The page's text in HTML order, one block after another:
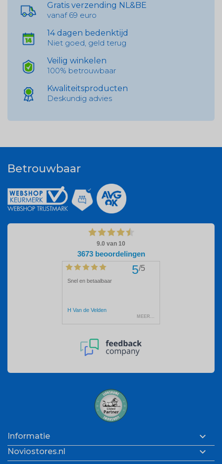
Gratis verzending NL&BE
vanaf 69 euro
14 dagen bedenktijd
Niet goed, geld terug
Veilig winkelen
100% betrouwbaar
Kwaliteitsproducten
Deskundig advies
Betrouwbaar
Informatie 
Noviostores.nl 